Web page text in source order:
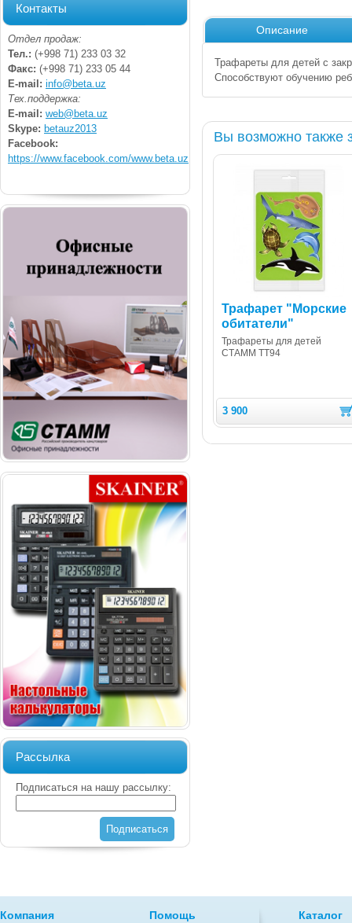
Контакты
Отдел продаж:
Тел.: (+998 71) 233 03 32
Факс: (+998 71) 233 05 44
E-mail: info@beta.uz
Тех.поддержка:
E-mail: web@beta.uz
Skype: betauz2013
Facebook:
https://www.facebook.com/www.beta.uz
Рассылка
Подписаться на нашу рассылку:
Подписаться
Описание
Трафареты для детей с
Способствуют обучению
Вы возможно также
Трафарет "Морские
обитатели"
Трафареты для детей
СТАММ ТТ94
3 900
Компания Помощь Каталог